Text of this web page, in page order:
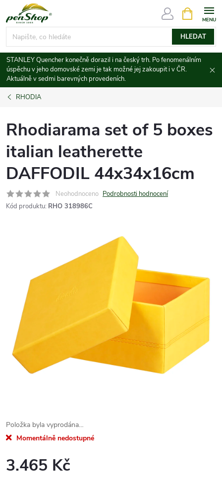
na
obsah
HLEDAT
NÁKUPNÍ
KOŠÍK
STANLEY Quencher konečně dorazil i na český trh. Po fenomenálním
úspěchu v jeho domovské zemi je tak možné jej zakoupit i v ČR.
Aktuálně v sedmi barevných provedeních.
RHODIA
Rhodiarama set of 5 boxes
italian leatherette
DAFFODIL 44x34x16cm
Neohodnoceno Podrobnosti hodnocení
Kód produktu: RHO 318986C
Položka byla vyprodána…
Momentálně nedostupné
3.465 Kč